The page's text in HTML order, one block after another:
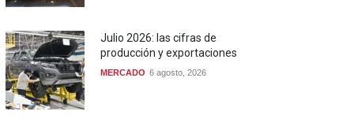
Julio 2026: las cifras de
producción y exportaciones
MERCADO 6 agosto, 2026